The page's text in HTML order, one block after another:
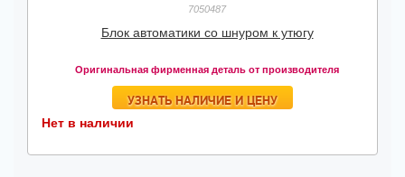
7050487
Блок автоматики со шнуром к утюгу
Оригинальная фирменная деталь от производителя
УЗНАТЬ НАЛИЧИЕ И ЦЕНУ
Нет в наличии